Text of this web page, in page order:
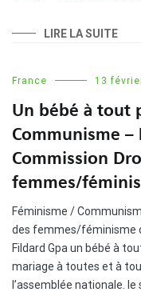
LIRE LA SUITE
France 13
Un bébé à tout
Communisme
Commission
femmes/
Féminisme /
des femmes/féminisme
Fildard Gpa un bébé à
mariage à toutes et à
l’assemblée nationale.